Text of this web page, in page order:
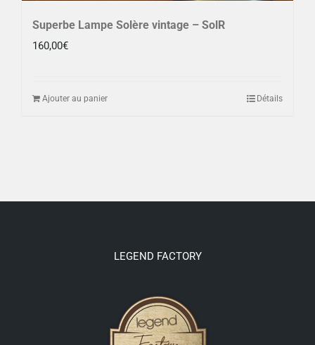
Superbe Lampe Solère vintage – SolR
160,00€
Ajouter au panier Détails
LEGEND FACTORY